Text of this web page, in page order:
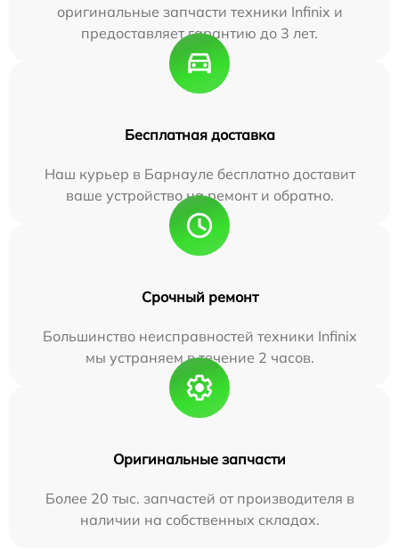
оригинальные запчасти техники Infinix и
предоставляет гарантию до 3 лет.
Бесплатная доставка
Наш курьер в Барнауле бесплатно доставит
ваше устройство на ремонт и обратно.
Срочный ремонт
Большинство неисправностей техники Infinix
мы устраняем в течение 2 часов.
Оригинальные запчасти
Более 20 тыс. запчастей от производителя в
наличии на собственных складах.